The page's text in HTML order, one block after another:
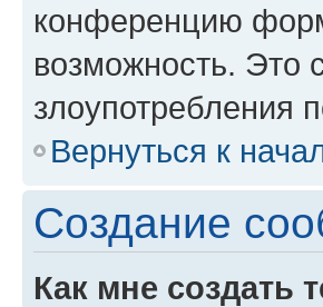
конференцию
возможность. Это
злоупотребления
Вернуться к
Создание
Как мне создать